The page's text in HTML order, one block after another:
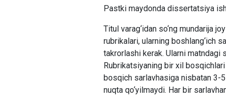
Pastki maydonda dissertatsiya
Titul varag‘idan so‘ng mundarija
rubrikalari, ularning boshlang‘ich
takrorlashi kerak. Ularni matndagi
Rubrikatsiyaning bir xil
bosqich sarlavhasiga nisbatan 3-
nuqta qo‘yilmaydi. Har bir